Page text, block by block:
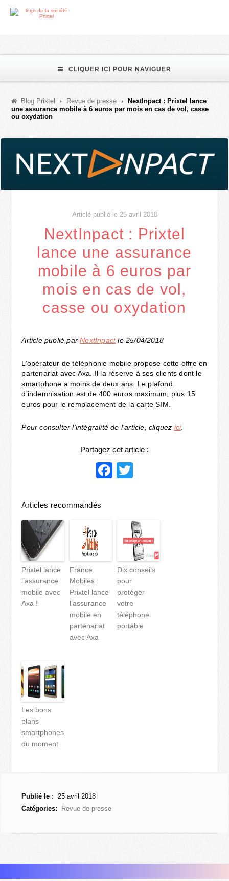
CLIQUER ICI POUR NAVIGUER
Blog Prixtel Revue de presse
NextInpact : Prixtel lance
une assurance mobile à 6 euros par mois en cas de vol, casse
ou oxydation
Articlé publié le 25 avril 2018
NextInpact : Prixtel
lance une assurance
mobile à 6 euros par
mois en cas de vol,
casse ou oxydation
Article publié parNextInpactle 25/04/2018
L’opérateur de téléphonie mobile propose cette offre en
partenariat avec Axa. Il la réserve à ses clients dont le
smartphone a moins de deux ans. Le plafond
d’indemnisation est de 400 euros maximum, plus 15
euros pour le remplacement de la carte SIM.
Pour consulter l’intégralité de l’article, cliquez ici.
Partagez cet article :
Facebook
Articles recommandés
Prixtel lance
l’assurance
mobile avec
Axa !
France
Mobiles :
Prixtel lance
l’assurance
mobile en
partenariat
avec Axa
Dix conseils
pour
protéger
votre
téléphone
portable
Les bons
plans
smartphones
du moment
Publié le :
25 avril 2018
Catégories:
Revue de presse